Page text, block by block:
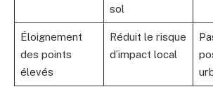
sol
Éloignement
des points
élevés
Réduit le risque
d’impact local